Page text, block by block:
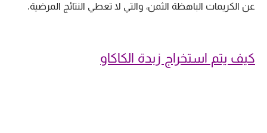
عن الكريمات الباهظة الثمن، والتي لا تعطي النتائج المرضية.
كيف يتم استخراج زبدة الكاكاو